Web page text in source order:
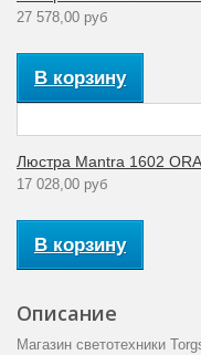
27 578,00 руб
В корзину
Люстра Mantra 1602 ORA
17 028,00 руб
В корзину
Описание
Магазин светотехники